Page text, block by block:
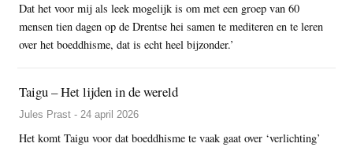
Dat het voor mij als leek mogelijk is om met een groep van 60
mensen tien dagen op de Drentse hei samen te mediteren en te leren
over het boeddhisme, dat is echt heel bijzonder.’
Taigu – Het lijden in de wereld
Jules Prast - 24 april 2026
Het komt Taigu voor dat boeddhisme te vaak gaat over ‘verlichting’